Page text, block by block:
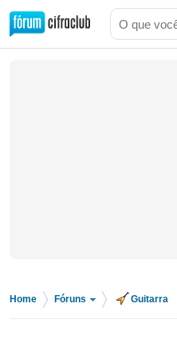
Home Fóruns Guitarra